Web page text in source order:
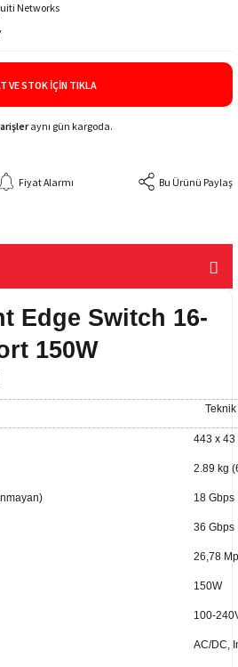
Networks
VE STOK İÇIN TIKLA
aynı gün kargoda.
Fiyat Alarmı Bu Ürünü Paylaş
Edge Switch 16-
150W
443 x 43
2.89 kg
18 Gbps
36 Gbps
26,78
150W
100-
AC/DC,